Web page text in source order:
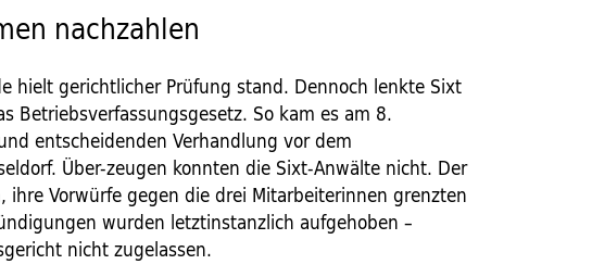
nachzahlen
hielt gerichtlicher Prüfung stand. Dennoch lenkte Sixt
Betriebsverfassungsgesetz. So kam es am 8.
entscheidenden Verhandlung vor dem
Über-zeugen konnten die Sixt-Anwälte nicht. Der
Vorwürfe gegen die drei Mitarbeiterinnen grenzten
wurden letztinstanzlich aufgehoben –
nicht zugelassen.